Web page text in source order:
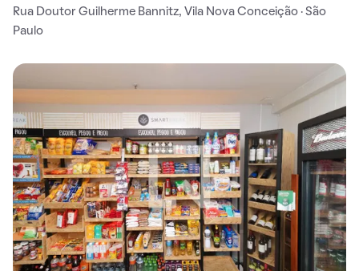
Rua Doutor Guilherme Bannitz, Vila Nova Conceição · São
Paulo